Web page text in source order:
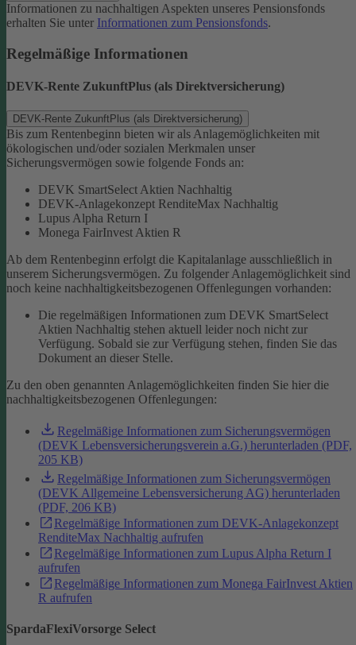
Informationen zu nachhaltigen Aspekten unseres Pensionsfonds
erhalten Sie unter Informationen zum Pensionsfonds.
Regelmäßige Informationen
DEVK-Rente ZukunftPlus (als Direktversicherung)
DEVK-Rente ZukunftPlus (als Direktversicherung)
Bis zum Rentenbeginn bieten wir als Anlagemöglichkeiten mit
ökologischen und/oder sozialen Merkmalen unser
Sicherungsvermögen sowie folgende Fonds an:
DEVK SmartSelect Aktien Nachhaltig
DEVK-Anlagekonzept RenditeMax Nachhaltig
Lupus Alpha Return I
Monega FairInvest Aktien R
Ab dem Rentenbeginn erfolgt die Kapitalanlage ausschließlich in
unserem Sicherungsvermögen. Zu folgender Anlagemöglichkeit sind
noch keine nachhaltigkeitsbezogenen Offenlegungen vorhanden:
Die regelmäßigen Informationen zum DEVK SmartSelect
Aktien Nachhaltig stehen aktuell leider noch nicht zur
Verfügung. Sobald sie zur Verfügung stehen, finden Sie das
Dokument an dieser Stelle.
Zu den oben genannten Anlagemöglichkeiten finden Sie hier die
nachhaltigkeitsbezogenen Offenlegungen:
Regelmäßige Informationen zum Sicherungsvermögen
(DEVK Lebensversicherungsverein a.G.) herunterladen (PDF,
205 KB)
Regelmäßige Informationen zum Sicherungsvermögen
(DEVK Allgemeine Lebensversicherung AG) herunterladen
(PDF, 206 KB)
Regelmäßige Informationen zum DEVK-Anlagekonzept
RenditeMax Nachhaltig aufrufen
Regelmäßige Informationen zum Lupus Alpha Return I
aufrufen
Regelmäßige Informationen zum Monega FairInvest Aktien
R aufrufen
SpardaFlexiVorsorge Select